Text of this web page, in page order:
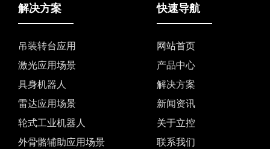
解决方案
吊装转台应用
激光应用场景
具身机器人
雷达应用场景
轮式工业机器人
外骨骼辅助应用场景
快速导航
网站首页
产品中心
解决方案
新闻资讯
关于立控
联系我们